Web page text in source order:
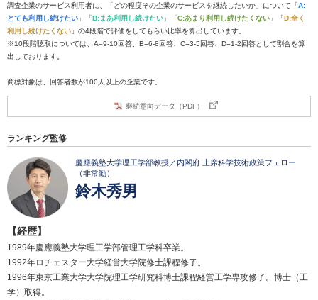
調査企業のサービス利用者に、「どの程度その企業のサービスを継続したいか」について「A:
とても利用し続けたい 」「B:まあ利用し続けたい 」「C:あまり利用し続けたくない 」「D:全く
利用し続けたくない 」の4段階で評価をしてもらい比率を算出しています。
※10段階聴取については、A=9-10回答、B=6-8回答、C=3-5回答、D=1-2回答として割合を算
出しております。
商標対象は、回答者数が100人以上の企業です。
継続意向データ（PDF）
ランキング監修
慶應義塾大学理工学部教授／内閣府 上席科学技術政策フェロー
（非常勤）
鈴木秀男
【経歴】
1989年慶應義塾大学理工学部管理工学科卒業。
1992年ロチェスター大学経営大学院修士課程修了。
1996年東京工業大学大学院理工学研究科博士課程経営工学専攻修了。博士（工
学）取得。